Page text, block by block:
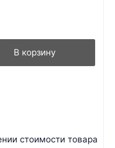
В корзину
стоимости товара